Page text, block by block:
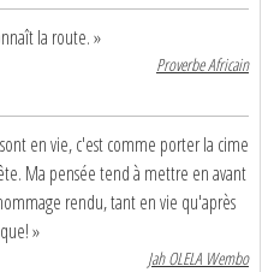
la route. »
Proverbe Africain
en vie, c'est comme porter la cime
Ma pensée tend à mettre en avant
rendu, tant en vie qu'après
»
Jah OLELA Wembo